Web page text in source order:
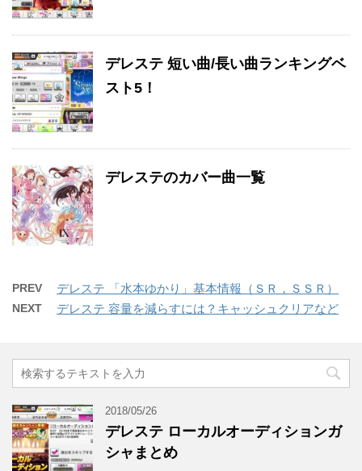
デレステ 短い曲/長い曲ランキングベ
スト5！
デレステのカバー曲一覧
PREV デレステ 「水本ゆかり」基本情報（ＳＲ，ＳＳＲ）
NEXT デレステ 容量を減らすには？キャッシュクリアなど
2018/05/26
デレステ ローカルオーディションガ
シャまとめ